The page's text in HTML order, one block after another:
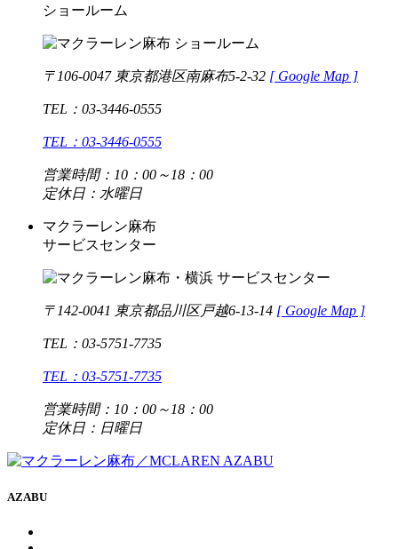
ショールーム
〒106-0047 東京都港区南麻布5-2-32 [ Google Map ]
TEL：03-3446-0555
TEL：03-3446-0555
営業時間：10：00～18：00
定休日：水曜日
マクラーレン麻布
サービスセンター
〒142-0041 東京都品川区戸越6-13-14 [ Google Map ]
TEL：03-5751-7735
TEL：03-5751-7735
営業時間：10：00～18：00
定休日：日曜日
AZABU